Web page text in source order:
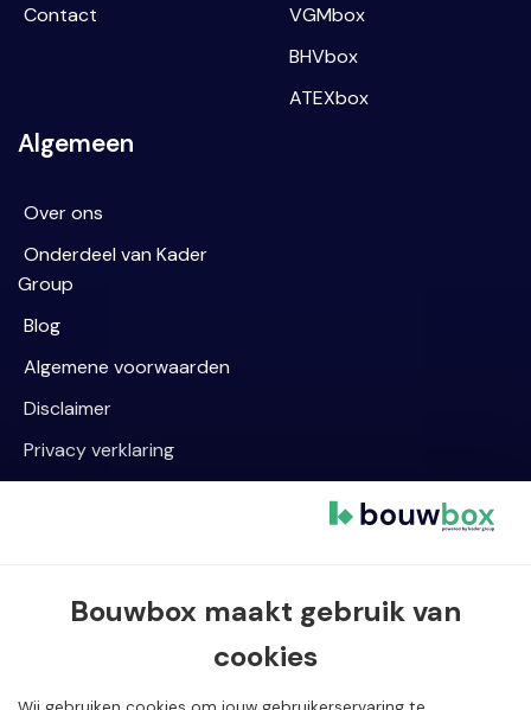
Contact
VGMbox
BHVbox
ATEXbox
Algemeen
Over ons
Onderdeel van Kader
Group
Blog
Algemene voorwaarden
Disclaimer
Privacy verklaring
Van Dijklaan 5, 5581 WG Waalre
info@bouwbox.nl
Bouwbox maakt gebruik van
cookies